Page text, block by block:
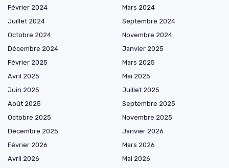
Février 2024
Mars 2024
Juillet 2024
Septembre 2024
Octobre 2024
Novembre 2024
Décembre 2024
Janvier 2025
Février 2025
Mars 2025
Avril 2025
Mai 2025
Juin 2025
Juillet 2025
Août 2025
Septembre 2025
Octobre 2025
Novembre 2025
Décembre 2025
Janvier 2026
Février 2026
Mars 2026
Avril 2026
Mai 2026